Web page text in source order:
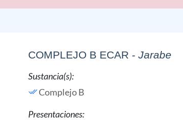
COMPLEJO B ECAR - Jarabe
Sustancia(s):
Complejo B
Presentaciones: